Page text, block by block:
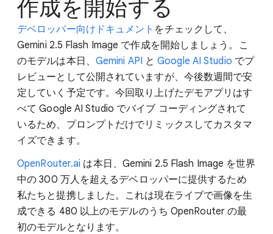
作成を開始する
デベロッパー向けドキュメント をチェックして、
Gemini 2.5 Flash Image で作成を開始しましょう。こ
のモデルは本日、 Gemini API とGoogle AI Studio でプ
レビューとして公開されていますが、今後数週間で安
定していく予定です。今回取り上げたデモアプリはす
べて Google AI Studio でバイブ コーディングされて
いるため、プロンプトだけでリミックスしてカスタマ
イズできます。
OpenRouter.ai は本日、Gemini 2.5 Flash Image を世界
中の 300 万人を超えるデベロッパーに提供するため
私たちと提携しました。これは現在ライブで画像を生
成できる 480 以上のモデルのうち OpenRouter の最
初のモデルとなります。